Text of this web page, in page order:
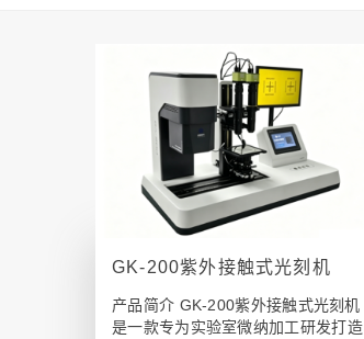
GK-200紫外接触式光刻机
产品简介 GK-200紫外接触式光刻机
是一款专为实验室微纳加工研发打造